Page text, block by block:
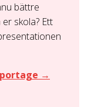
bättre
skola? Ett
→